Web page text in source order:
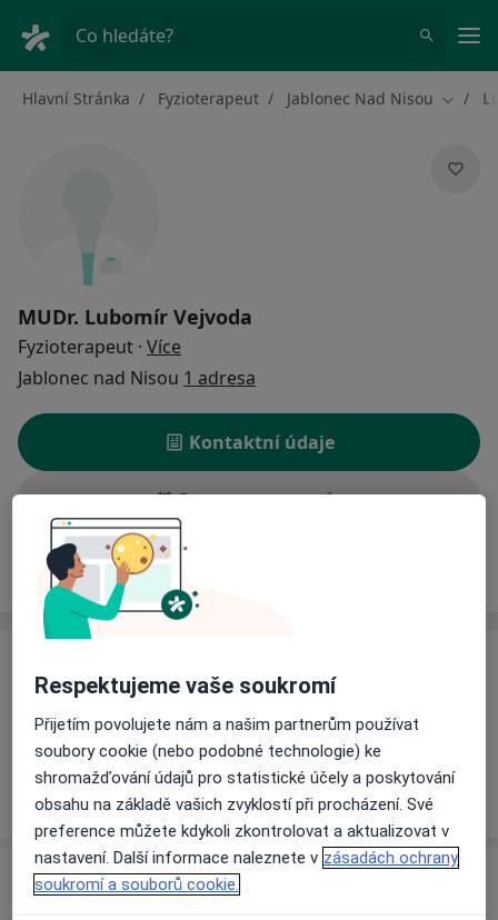
Co hledáte?
Hlavní Stránka Fyzioterapeut Jablonec Nad Nisou Změna
MUDr. Lubomír Vejvoda
Fyzioterapeut · Více
Jablonec nad Nisou 1 adresa
Kontaktní údaje
Rezervovat termín
Ceník
Tento specialista ještě nepřidával žádné informace o
svých službách.
Adresa
Respektujeme vaše soukromí
Přijetím povolujete nám a našim partnerům používat
soubory cookie (nebo podobné technologie) ke
shromažďování údajů pro statistické účely a poskytování
obsahu na základě vašich zvyklostí při procházení. Své
preference můžete kdykoli zkontrolovat a aktualizovat v
nastavení. Další informace naleznete v zásadách ochrany
soukromí a souborů cookie.